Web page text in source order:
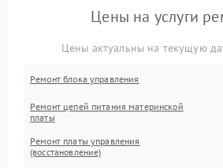
Цены на услуги
Цены актуальны на текущую
Ремонт блока управления
Ремонт цепей питания материнской
платы
Ремонт платы управления
(восстановление)